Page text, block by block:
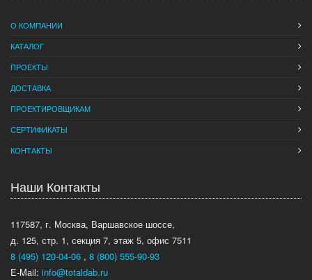
О КОМПАНИИ
КАТАЛОГ
ПРОЕКТЫ
ДОСТАВКА
ПРОЕКТИРОВЩИКАМ
СЕРТИФИКАТЫ
КОНТАКТЫ
Наши Контакты
117587, г. Москва, Варшавское шоссе,
д. 125, стр. 1, секция 7, этаж 5, офис 7511
8 (495) 120-04-06 , 8 (800) 555-90-93
E-Mail: info@totaldab.ru